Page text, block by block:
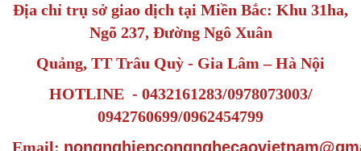
Địa chỉ trụ sở giao dịch tại Miền Bắc: Khu 31ha,
Ngõ 237, Đường Ngô Xuân
Quảng, TT Trâu Quỳ - Gia Lâm – Hà Nội
HOTLINE - 0432161283/0978073003/
0942760699/0962454799
Email: